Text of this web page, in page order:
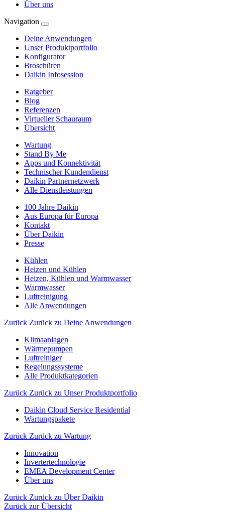
Über uns
Navigation
Deine Anwendungen
Unser Produktportfolio
Konfigurator
Broschüren
Daikin Infosession
Ratgeber
Blog
Referenzen
Virtueller Schauraum
Übersicht
Wartung
Stand By Me
Apps und Konnektivität
Technischer Kundendienst
Daikin Partnernetzwerk
Alle Dienstleistungen
100 Jahre Daikin
Aus Europa für Europa
Kontakt
Über Daikin
Presse
Kühlen
Heizen und Kühlen
Heizen, Kühlen und Warmwasser
Warmwasser
Luftreinigung
Alle Anwendungen
Zurück Zurück zu Deine Anwendungen
Klimaanlagen
Wärmepumpen
Luftreiniger
Regelungssysteme
Alle Produktkategorien
Zurück Zurück zu Unser Produktportfolio
Daikin Cloud Service Residential
Wartungspakete
Zurück Zurück zu Wartung
Innovation
Invertertechnologie
EMEA Development Center
Über uns
Zurück Zurück zu Über Daikin
Zurück zur Übersicht